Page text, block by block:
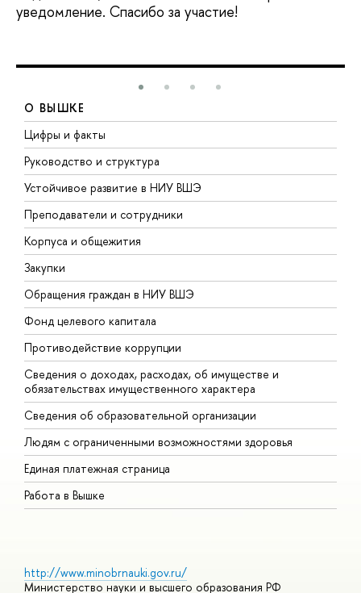
уведомление. Спасибо за участие!
О ВЫШКЕ
Цифры и факты
Руководство и структура
Устойчивое развитие в НИУ ВШЭ
Преподаватели и сотрудники
Корпуса и общежития
Закупки
Обращения граждан в НИУ ВШЭ
Фонд целевого капитала
Противодействие коррупции
Сведения о доходах, расходах, об имуществе и
обязательствах имущественного характера
Сведения об образовательной организации
Людям с ограниченными возможностями здоровья
Единая платежная страница
Работа в Вышке
http://www.minobrnauki.gov.ru/
Министерство науки и высшего образования РФ